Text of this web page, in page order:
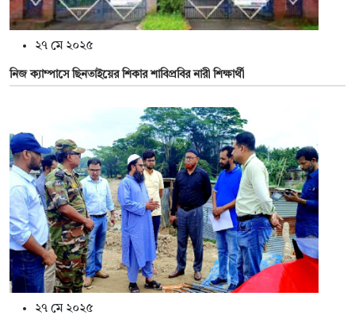
২৭ মে ২০২৫
নিজ ক্যাম্পাসে ছিনতাইয়ের শিকার শাবিপ্রবির নারী শিক্ষার্থী
২৭ মে ২০২৫